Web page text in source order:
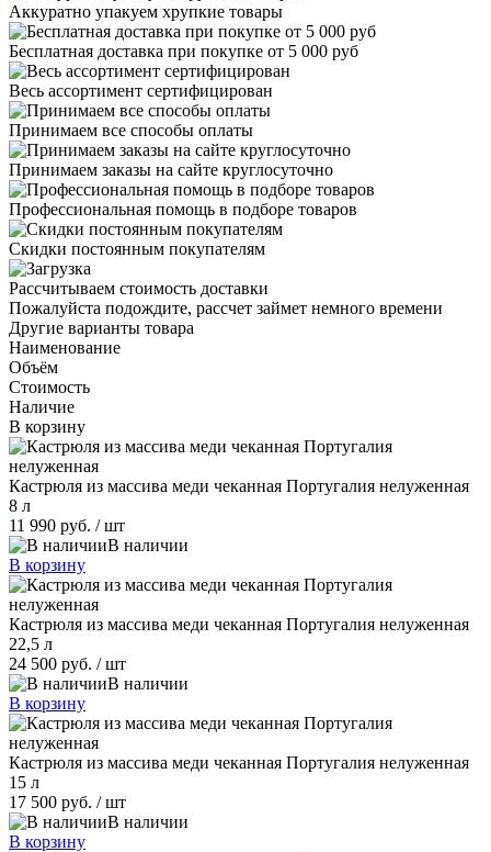
Аккуратно упакуем хрупкие товары
Бесплатная доставка при покупке от 5 000 руб
Весь ассортимент сертифицирован
Принимаем все способы оплаты
Принимаем заказы на сайте круглосуточно
Профессиональная помощь в подборе товаров
Скидки постоянным покупателям
Рассчитываем стоимость доставки
Пожалуйста подождите, рассчет займет немного времени
Другие варианты товара
Наименование
Объём
Стоимость
Наличие
В корзину
Кастрюля из массива меди чеканная Португалия нелуженная
8 л
11 990 руб. / шт
В наличии
В корзину
Кастрюля из массива меди чеканная Португалия нелуженная
22,5 л
24 500 руб. / шт
В наличии
В корзину
Кастрюля из массива меди чеканная Португалия нелуженная
15 л
17 500 руб. / шт
В наличии
В корзину